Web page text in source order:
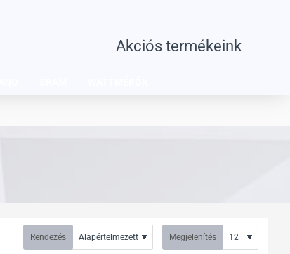
Akciós termékeink
Rendezés Megjelenítés